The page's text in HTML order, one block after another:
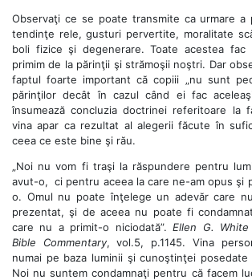
Observaţi ce se poate transmite ca urmare a
tendinţe rele, gusturi pervertite, moralitate
boli fizice şi degenerare. Toate acestea
primim de la părinţii şi strămoşii noştri. Dar
faptul foarte important că copiii „nu sunt
părinţilor decât în cazul când ei fac
însumează concluzia doctrinei referitoare la
vina apar ca rezultat al alegerii făcute în
ceea ce este bine şi rău.
„Noi nu vom fi traşi la răspundere pentru
avut-o, ci pentru aceea la care ne-am opus şi
o. Omul nu poate înţelege un adevăr care
prezentat, şi de aceea nu poate fi
care nu a primit-o niciodată”.Ellen G. White
Bible Commentary, vol.5, p.1145. Vina
numai pe baza luminii şi cunoştinţei posedate
Noi nu suntem condamnaţi pentru că facem